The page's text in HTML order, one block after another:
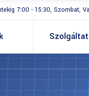
7:00 - 15:30, Szombat,